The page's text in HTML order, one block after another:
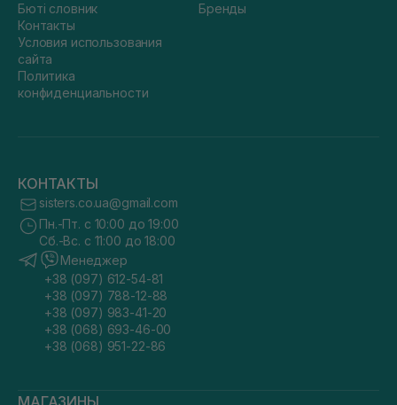
Бюті словник
Контакты
Условия использования
сайта
Политика
конфиденциальности
Бренды
КОНТАКТЫ
sisters.co.ua@gmail.com
Пн.-Пт. с 10:00 до 19:00
Сб.-Вс. с 11:00 до 18:00
Менеджер
+38 (097) 612-54-81
+38 (097) 788-12-88
+38 (097) 983-41-20
+38 (068) 693-46-00
+38 (068) 951-22-86
МАГАЗИНЫ